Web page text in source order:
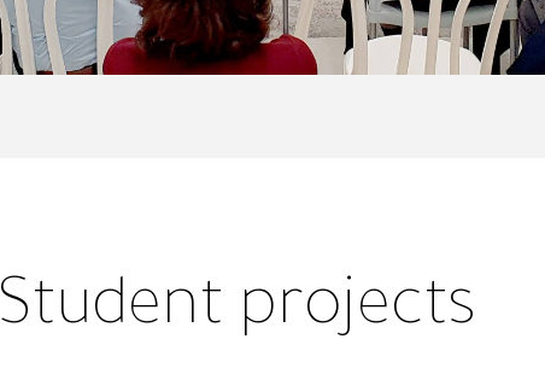
Student projects